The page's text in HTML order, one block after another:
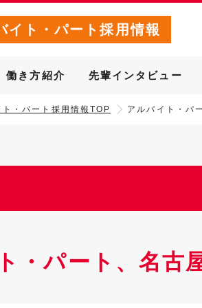
イト・パート採用情報
働き方紹介 先輩インタビュー
ト・パート採用情報TOP アルバイト・パ
・パート、名古